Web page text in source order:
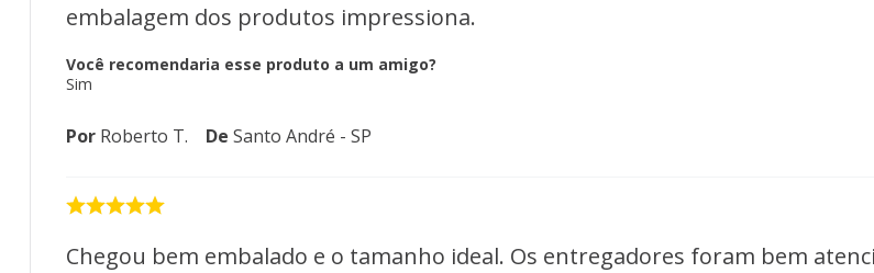
embalagem dos produtos impressiona.
Você recomendaria esse produto a um amigo?
Sim
Por Roberto T. De Santo André - SP
Chegou bem embalado e o tamanho ideal. Os entregadores foram bem